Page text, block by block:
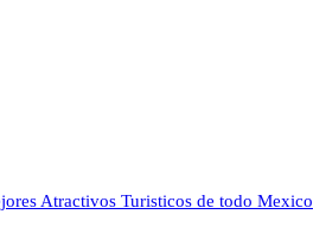
Atractivos Turisticos de todo Mexico